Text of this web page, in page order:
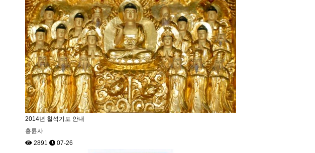
찾아오시는 길
종무소
쉼터
2014년 칠석기도 안내
흥륜사
2891
07-26